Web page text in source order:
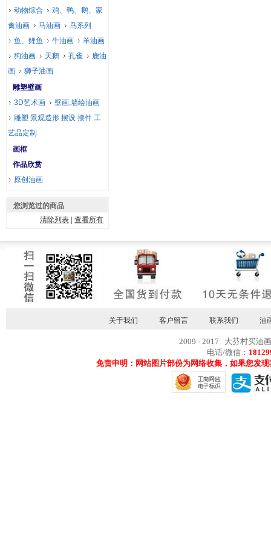
动物综合
鸡、鸭、鹅、家
禽油画
马油画
鸟系列
鱼、鲤鱼
牛油画
羊油画
狗油画
天鹅 孔雀
鹿油
画
狮子油画
雕塑壁画
3D艺术画
壁画,墙绘油画
雕塑 景观造形 摆设 摆件 工
艺品定制
画框
作品欣赏
原创油画
您浏览过的商品
清除列表 |查看所有
关于我们 客户留言 联系我们 油
2009 - 2017 大芬村买油
电话/微信：
免责申明：网站图片部份为网络收集，如果您发